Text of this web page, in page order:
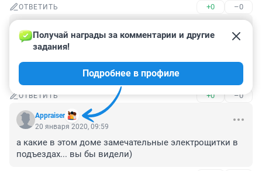
ОТВЕТИТЬ +0 –0
20 января 2020, 10:03
На доме по ул Холодильной( перекресток) тоже есть
украшения . Так один " ананас" тоже разрушается. Того
и гляди свалится на головы прохожих
ОТВЕТИТЬ +0 –0
Appraiser
Получай награды за комментарии и другие
задания!
Подробнее в профиле
20 января 2020, 09:59
а какие в этом доме замечательные электрощитки в
подъездах... вы бы видели)